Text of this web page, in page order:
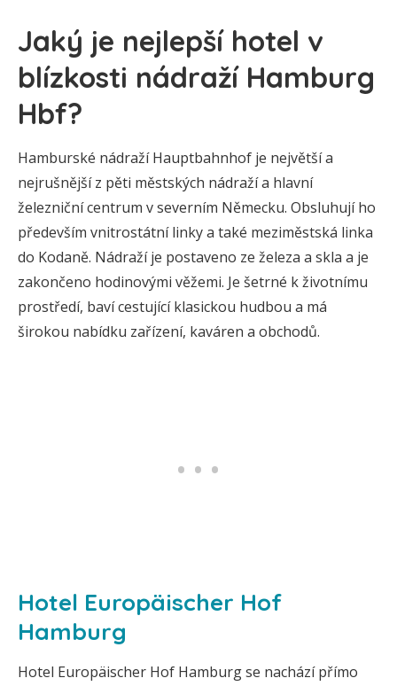
Jaký je nejlepší hotel v
blízkosti nádraží Hamburg
Hbf?
Hamburské nádraží Hauptbahnhof je největší a
nejrušnější z pěti městských nádraží a hlavní
železniční centrum v severním Německu. Obsluhují ho
především vnitrostátní linky a také meziměstská linka
do Kodaně. Nádraží je postaveno ze železa a skla a je
zakončeno hodinovými věžemi. Je šetrné k životnímu
prostředí, baví cestující klasickou hudbou a má
širokou nabídku zařízení, kaváren a obchodů.
Hotel Europäischer Hof
Hamburg
Hotel Europäischer Hof Hamburg se nachází přímo